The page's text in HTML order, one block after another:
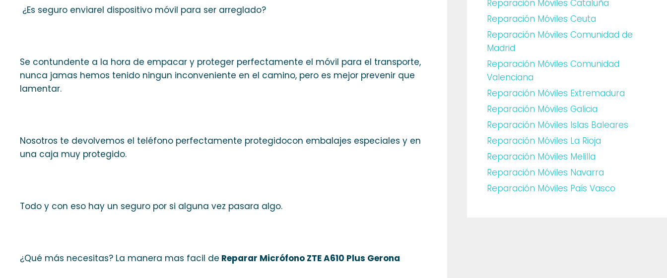
¿Es seguro enviarel dispositivo móvil para ser arreglado?
Se contundente a la hora de empacar y proteger perfectamente el móvil para el transporte,
nunca jamas hemos tenido ningun inconveniente en el camino, pero es mejor prevenir que
lamentar.
Nosotros te devolvemos el teléfono perfectamente protegidocon embalajes especiales y en
una caja muy protegido.
Todo y con eso hay un seguro por si alguna vez pasara algo.
¿Qué más necesitas? La manera mas facil de Reparar Micrófono ZTE A610 Plus Gerona
Reparación Móviles Cataluña
Reparación Móviles Ceuta
Reparación Móviles Comunidad de
Madrid
Reparación Móviles Comunidad
Valenciana
Reparación Móviles Extremadura
Reparación Móviles Galicia
Reparación Móviles Islas Baleares
Reparación Móviles La Rioja
Reparación Móviles Melilla
Reparación Móviles Navarra
Reparación Móviles País Vasco